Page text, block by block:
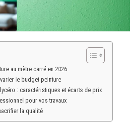
au mètre carré en 2026
le budget peinture
: caractéristiques et écarts de prix
pour vos travaux
la qualité